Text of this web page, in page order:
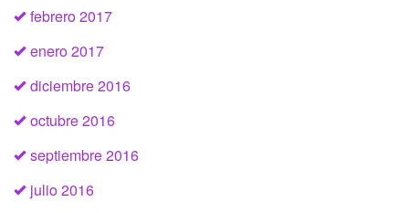
febrero 2017
enero 2017
diciembre 2016
octubre 2016
septiembre 2016
julio 2016